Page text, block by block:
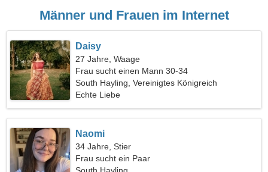
Männer und Frauen im Internet
Daisy
27 Jahre, Waage
Frau sucht einen Mann 30-34
South Hayling, Vereinigtes Königreich
Echte Liebe
Naomi
34 Jahre, Stier
Frau sucht ein Paar